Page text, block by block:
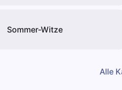
Sommer-Witze
Alle